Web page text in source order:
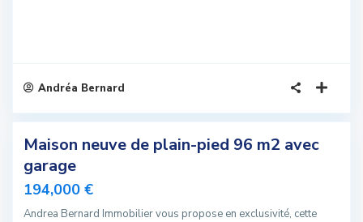
Andréa Bernard
Maison neuve de plain-pied 96 m2 avec
garage
194,000 €
Andrea Bernard Immobilier vous propose en exclusivité, cette